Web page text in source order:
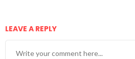
LEAVE A REPLY